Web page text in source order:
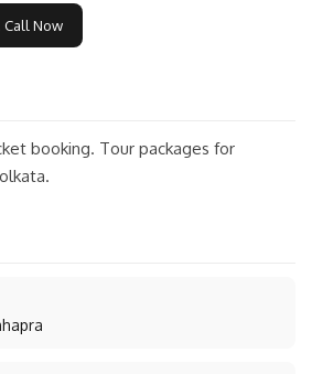
Call Now
booking. Tour packages for